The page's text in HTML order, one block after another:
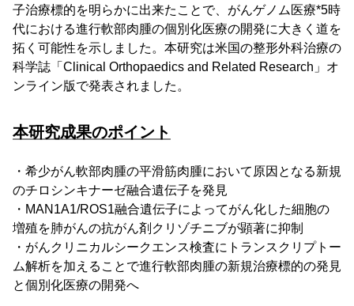
子治療標的を明らかに出来たことで、がんゲノム医療*5時
代における進行軟部肉腫の個別化医療の開発に大きく道を
拓く可能性を示しました。本研究は米国の整形外科治療の
科学誌「Clinical Orthopaedics and Related Research」オ
ンライン版で発表されました。
本研究成果のポイント
・希少がん軟部肉腫の平滑筋肉腫において原因となる新規
のチロシンキナーゼ融合遺伝子を発見
・MAN1A1/ROS1融合遺伝子によってがん化した細胞の
増殖を肺がんの抗がん剤クリゾチニブが顕著に抑制
・がんクリニカルシークエンス検査にトランスクリプトー
ム解析を加えることで進行軟部肉腫の新規治療標的の発見
と個別化医療の開発へ